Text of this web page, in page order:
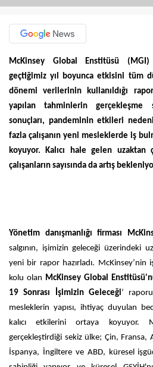
McKinsey Global Enstitüsü (MGI)
geçtiğimiz yıl boyunca etkisini tüm
dönemi verilerinin kullanıldığı
yapılan tahminlerin gerçekleşme
sonuçları, pandeminin etkileri
fazla çalışanın yeni mesleklerde iş
koyuyor. Kalıcı hale gelen uzaktan
çalışanların sayısında da artış
Yönetim danışmanlığı firması
salgının, işimizin geleceği üzerindeki
yeni bir rapor hazırladı. McKinsey’nin
kolu olan McKinsey Global
19 Sonrası İşimizin Geleceği’
mesleklerin yapısı, ihtiyaç duyulan
kalıcı etkilerini ortaya koyuyor.
gerçekleştirdiği sekiz ülke; Çin, Fransa,
İspanya, İngiltere ve ABD, küresel